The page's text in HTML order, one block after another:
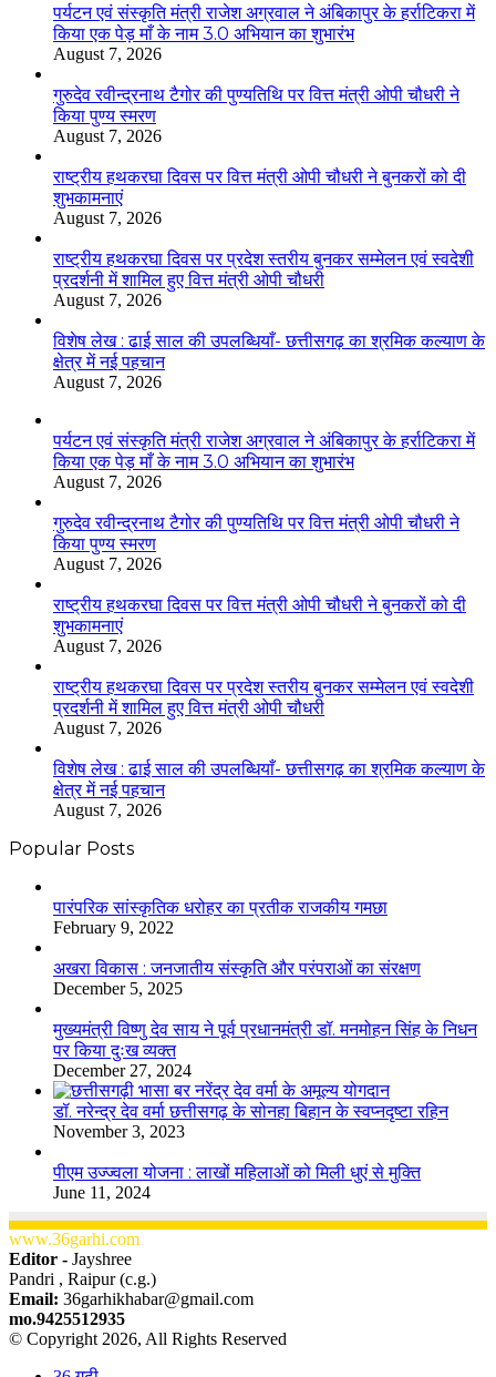
पर्यटन एवं संस्कृति मंत्री राजेश अग्रवाल ने अंबिकापुर के हर्राटिकरा में
किया एक पेड़ माँ के नाम 3.0 अभियान का शुभारंभ
August 7, 2026
गुरुदेव रवीन्द्रनाथ टैगोर की पुण्यतिथि पर वित्त मंत्री ओपी चौधरी ने
किया पुण्य स्मरण
August 7, 2026
राष्ट्रीय हथकरघा दिवस पर वित्त मंत्री ओपी चौधरी ने बुनकरों को दी
शुभकामनाएं
August 7, 2026
राष्ट्रीय हथकरघा दिवस पर प्रदेश स्तरीय बुनकर सम्मेलन एवं स्वदेशी
प्रदर्शनी में शामिल हुए वित्त मंत्री ओपी चौधरी
August 7, 2026
विशेष लेख : ढाई साल की उपलब्धियाँ- छत्तीसगढ़ का श्रमिक कल्याण के
क्षेत्र में नई पहचान
August 7, 2026
पर्यटन एवं संस्कृति मंत्री राजेश अग्रवाल ने अंबिकापुर के हर्राटिकरा में
किया एक पेड़ माँ के नाम 3.0 अभियान का शुभारंभ
August 7, 2026
गुरुदेव रवीन्द्रनाथ टैगोर की पुण्यतिथि पर वित्त मंत्री ओपी चौधरी ने
किया पुण्य स्मरण
August 7, 2026
राष्ट्रीय हथकरघा दिवस पर वित्त मंत्री ओपी चौधरी ने बुनकरों को दी
शुभकामनाएं
August 7, 2026
राष्ट्रीय हथकरघा दिवस पर प्रदेश स्तरीय बुनकर सम्मेलन एवं स्वदेशी
प्रदर्शनी में शामिल हुए वित्त मंत्री ओपी चौधरी
August 7, 2026
विशेष लेख : ढाई साल की उपलब्धियाँ- छत्तीसगढ़ का श्रमिक कल्याण के
क्षेत्र में नई पहचान
August 7, 2026
Popular Posts
​​​​​​​पारंपरिक सांस्कृतिक धरोहर का प्रतीक राजकीय गमछा
February 9, 2022
अखरा विकास : जनजातीय संस्कृति और परंपराओं का संरक्षण
December 5, 2025
मुख्यमंत्री विष्णु देव साय ने पूर्व प्रधानमंत्री डॉ. मनमोहन सिंह के निधन
पर किया दुःख व्यक्त
December 27, 2024
डॉ. नरेन्द्र देव वर्मा छत्तीसगढ़ के सोनहा बिहान के स्वप्नदृष्टा रहिन
November 3, 2023
पीएम उज्ज्वला योजना : लाखों महिलाओं को मिली धुएं से मुक्ति
June 11, 2024
www.36garhi.com
Editor - Jayshree
Pandri , Raipur (c.g.)
Email: 36garhikhabar@gmail.com
mo.9425512935
© Copyright 2026, All Rights Reserved